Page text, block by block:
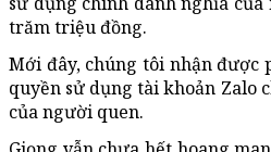
trăm triệu đồng.
Mới đây, chúng tôi nhận được
quyền sử dụng tài khoản Zalo
của người quen.